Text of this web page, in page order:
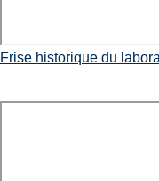
Frise historique du